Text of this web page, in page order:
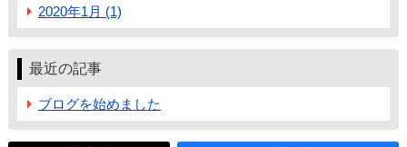
2020年1月 (1)
最近の記事
ブログを始めました